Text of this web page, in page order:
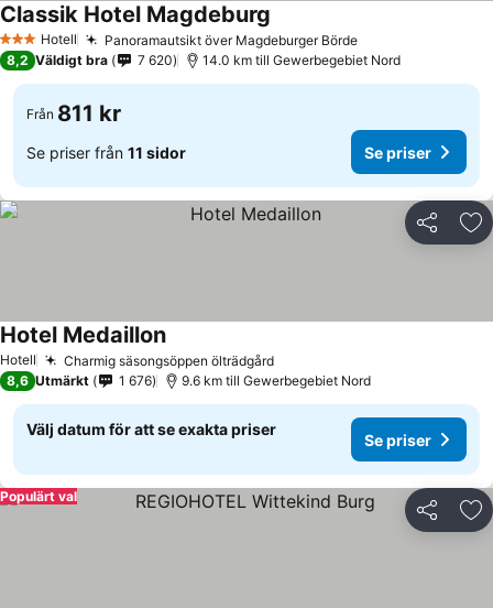
3 StjärnorHotell Panoramautsikt över Magdeburger Börde
Classik Hotel Magdeburg
8,2 Väldigt bra 7 620 14.0 km till Gewerbegebiet Nord
Från 811 kr
Se priser från 11 sidor Se priser
Dela
Hotell Charmig säsongsöppen ölträdgård
Hotel Medaillon
8,6 Utmärkt 1 676 9.6 km till Gewerbegebiet Nord
Välj datum för att se exakta priser
Se priser
Dela
Populärt val